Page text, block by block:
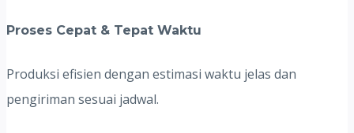
Proses Cepat & Tepat Waktu
Produksi efisien dengan estimasi waktu jelas dan
pengiriman sesuai jadwal.